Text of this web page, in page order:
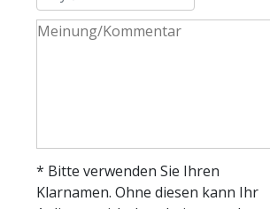
* Bitte verwenden Sie Ihren
Klarnamen. Ohne diesen kann Ihr